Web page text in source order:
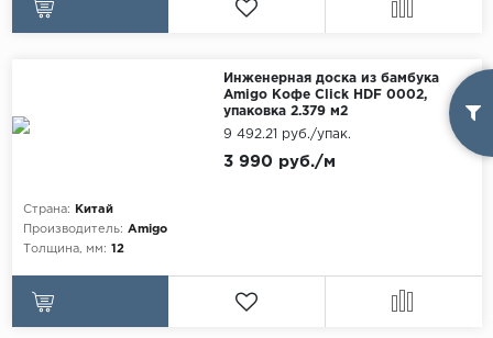
Инженерная доска из бамбука
Amigo Кофе Click HDF 0002,
упаковка 2.379 м2
Страна:
Китай
Производитель: Amigo
Толщина, мм: 12
3 990 руб./м
9 492.21 руб./упак.